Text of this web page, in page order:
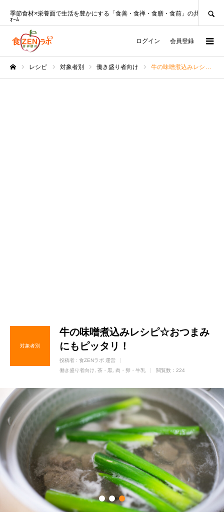
季節食材×栄養面で生活を豊かにする「食善・食禅・食膳・食前」の共創ﾌﾟﾗｯﾄﾌ
ｫｰﾑ
ログイン 会員登録
レシピ 対象者別 働き盛り者向け 牛の味噌煮込みレシピ☆おつまみにもピッタリ！
対象者別
牛の味噌煮込みレシピ☆おつまみ
にもピッタリ！
投稿者 : 食ZENラボ 運営
働き盛り者向け
茶・黒 肉・卵・牛乳 閲覧数：224